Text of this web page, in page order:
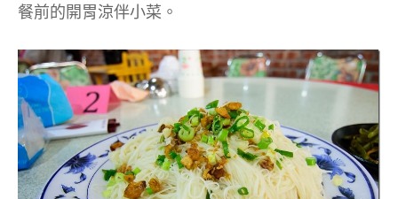
餐前的開胃涼伴小菜。